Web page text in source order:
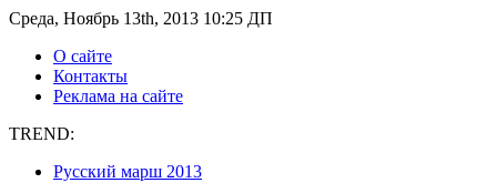
Среда, Ноябрь 13th, 2013 10:25 ДП
О сайте
Контакты
Реклама на сайте
TREND:
Русский марш 2013